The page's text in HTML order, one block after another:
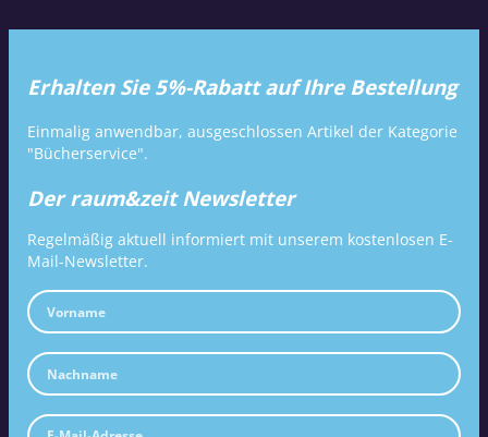
Erhalten Sie 5%-Rabatt auf Ihre Bestellung
Einmalig anwendbar, ausgeschlossen Artikel der Kategorie
"Bücherservice".
Der raum&zeit Newsletter
Regelmäßig aktuell informiert mit unserem kostenlosen E-
Mail-Newsletter.